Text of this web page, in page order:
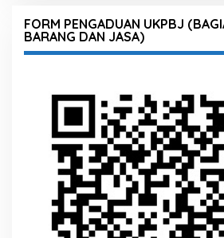
FORM PENGADUAN UKPBJ
BARANG DAN JASA)